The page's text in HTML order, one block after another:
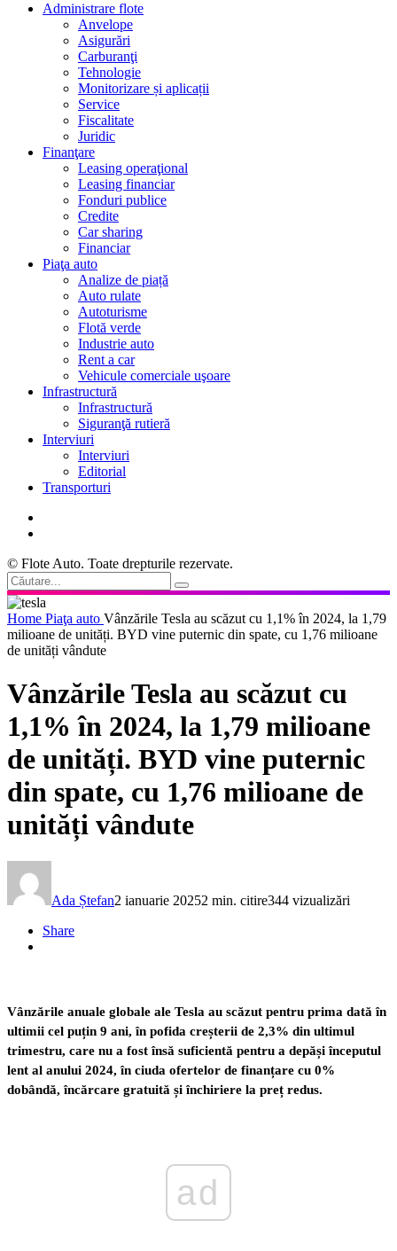
Administrare flote
Anvelope
Asigurări
Carburanţi
Tehnologie
Monitorizare și aplicații
Service
Fiscalitate
Juridic
Finanţare
Leasing operaţional
Leasing financiar
Fonduri publice
Credite
Car sharing
Financiar
Piaţa auto
Analize de piață
Auto rulate
Autoturisme
Flotă verde
Industrie auto
Rent a car
Vehicule comerciale uşoare
Infrastructură
Infrastructură
Siguranţă rutieră
Interviuri
Interviuri
Editorial
Transporturi
© Flote Auto. Toate drepturile rezervate.
Home Piaţa auto Vânzările Tesla au scăzut cu 1,1% în 2024, la 1,79
milioane de unități. BYD vine puternic din spate, cu 1,76 milioane
de unități vândute
Vânzările Tesla au scăzut cu
1,1% în 2024, la 1,79 milioane
de unități. BYD vine puternic
din spate, cu 1,76 milioane de
unități vândute
Ada Ștefan2 ianuarie 20252 min. citire344 vizualizări
Share
Vânzările anuale globale ale Tesla au scăzut pentru prima dată în
ultimii cel puțin 9 ani, în pofida creșterii de 2,3% din ultimul
trimestru, care nu a fost însă suficientă pentru a depăși începutul
lent al anului 2024, în ciuda ofertelor de finanțare cu 0%
dobândă, încărcare gratuită și închiriere la preț redus.
ad